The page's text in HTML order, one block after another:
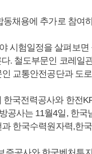
채용에 추가로 참여
시험일정을 살펴보
. 철도부문인 코레일
교통안전공단과 도
국전력공사와 한전
공사는 11월4일, 한
한국수력원자력,한